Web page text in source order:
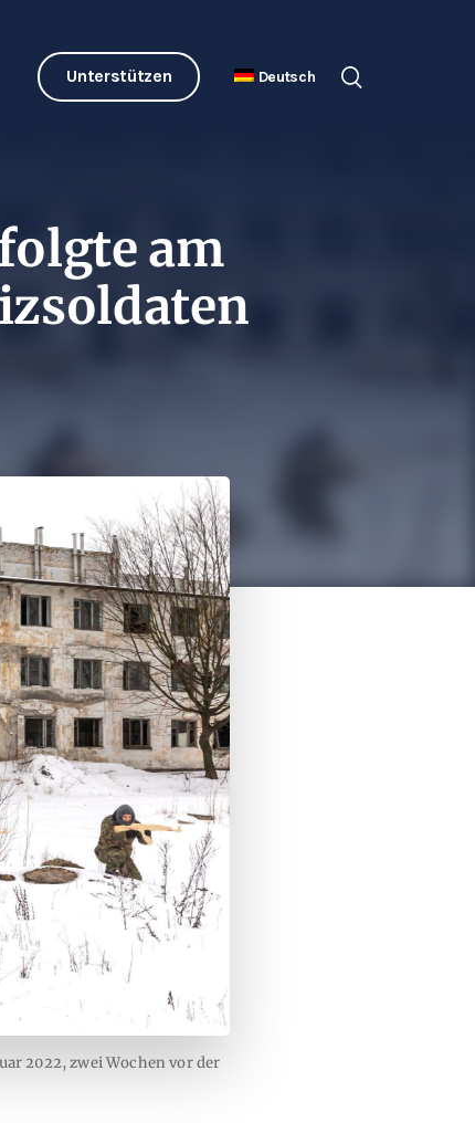
Unterstützen Deutsch
am
2022, zwei Wochen vor der